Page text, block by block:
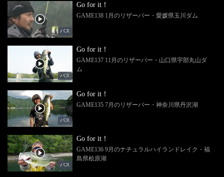
バス
Go for it！
GAME138 1月のリザーバー・愛媛県玉川ダム
バス
Go for it！
GAME137 11月のリザーバー・山口県宇部丸山ダ
ム
バス
Go for it！
GAME135 7月のリザーバー・神奈川県丹沢湖
バス
Go for it！
GAME136 9月のナチュラルハイランドレイク・福
島県桧原湖